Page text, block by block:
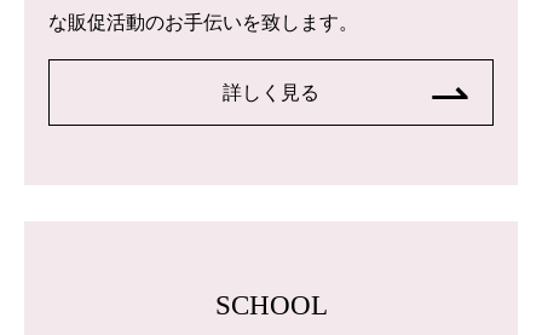
な販促活動のお手伝いを致します。
詳しく見る
SCHOOL